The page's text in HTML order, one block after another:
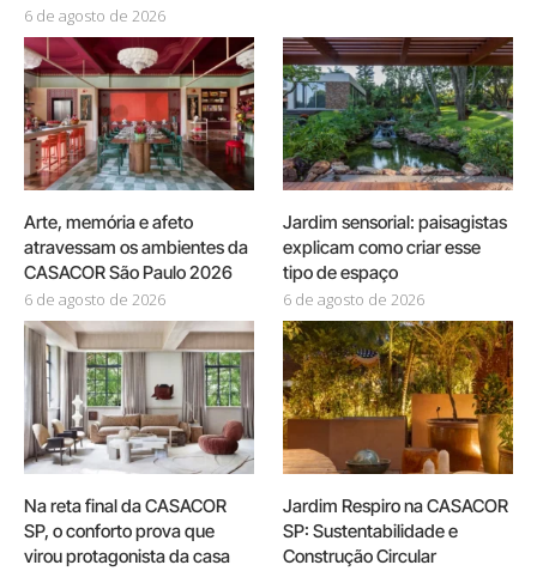
6 de agosto de 2026
Arte, memória e afeto
atravessam os ambientes da
CASACOR São Paulo 2026
6 de agosto de 2026
Jardim sensorial: paisagistas
explicam como criar esse
tipo de espaço
6 de agosto de 2026
Na reta final da CASACOR
SP, o conforto prova que
virou protagonista da casa
Jardim Respiro na CASACOR
SP: Sustentabilidade e
Construção Circular